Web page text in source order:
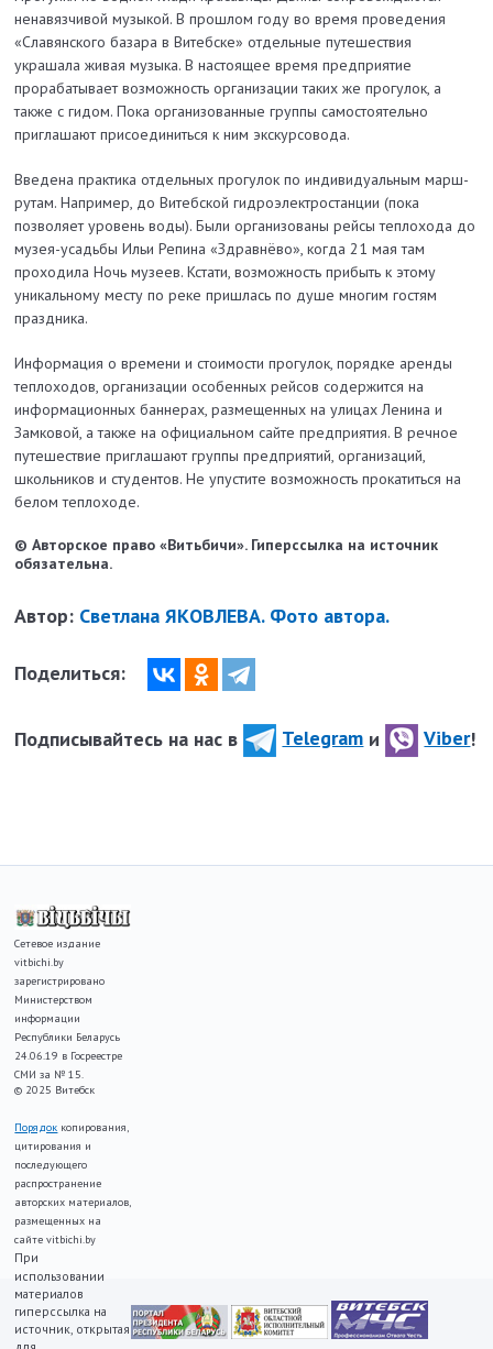
ненавязчивой музыкой. В прошлом году во время проведения
«Славянского базара в Витебске» отдельные путешествия
украшала живая музыка. В настоящее время предприятие
прорабатывает возможность организации таких же прогулок, а
также с гидом. Пока организованные группы самостоятельно
приглашают присоединиться к ним экскурсовода.
Введена практика отдельных прогулок по индивидуальным марш­
рутам. Например, до Витебской гидроэлектростанции (пока
позволяет уровень воды). Были организованы рейсы теплохода до
музея-усадьбы Ильи Репина «Здравнёво», когда 21 мая там
проходила Ночь музеев. Кстати, возможность прибыть к этому
уникальному месту по реке пришлась по душе многим гостям
праздника.
Информация о времени и стоимости прогулок, порядке аренды
теплоходов, организации особенных рейсов содержится на
информационных баннерах, размещенных на улицах Ленина и
Замковой, а также на официальном сайте предприятия. В речное
путешествие приглашают группы предприятий, организаций,
школьников и студентов. Не упустите возможность прокатиться на
белом теплоходе.
© Авторское право «Витьбичи». Гиперссылка на источник
обязательна.
Автор: Светлана ЯКОВЛЕВА. Фото автора.
Поделиться:
Подписывайтесь на нас в Telegram и Viber!
Сетевое издание
vitbichi.by
зарегистрировано
Министерством
информации
Республики Беларусь
24.06.19 в Госреестре
СМИ за № 15.
© 2025 Витебск
Порядок копирования,
цитирования и
последующего
распространение
авторских материалов,
размещенных на
сайте vitbichi.by
При
использовании
материалов
гиперссылка на
источник, открытая